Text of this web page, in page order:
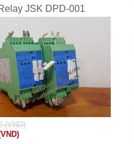
JSK DPD-001
(VND)